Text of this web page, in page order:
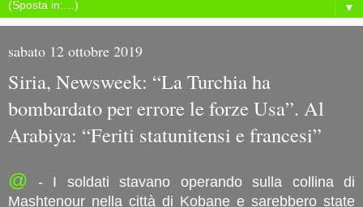
▼
sabato 12 ottobre 2019
Siria, Newsweek: “La Turchia ha
bombardato per errore le forze Usa”. Al
Arabiya: “Feriti statunitensi e francesi”
@ - I soldati stavano operando sulla collina di
Mashtenour nella città di Kobane e sarebbero state